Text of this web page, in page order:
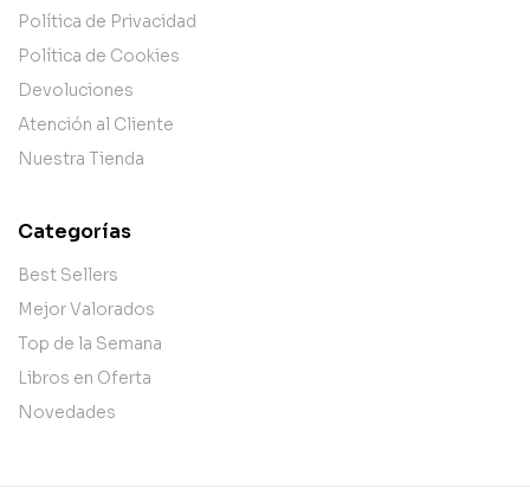
Política de Privacidad
Política de Cookies
Devoluciones
Atención al Cliente
Nuestra Tienda
Categorías
Best Sellers
Mejor Valorados
Top de la Semana
Libros en Oferta
Novedades